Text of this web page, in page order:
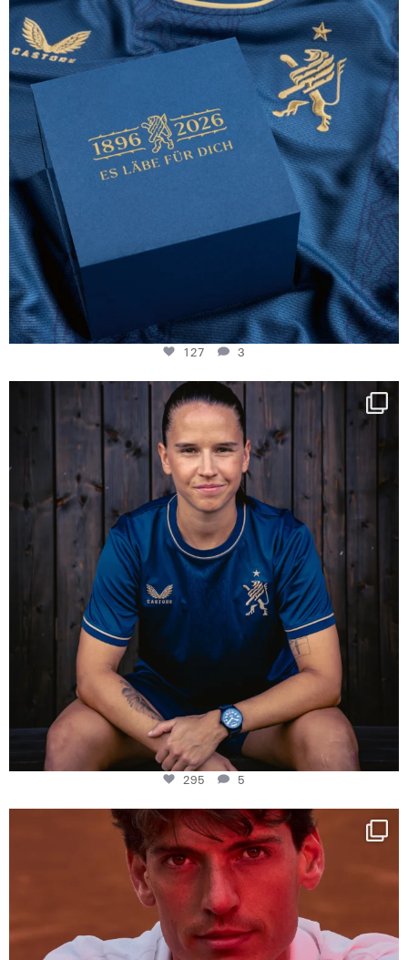
127
3
127 3
NIE USENAND GAH
Some anniversaries
295
5
295 5
One last dance at home
This week at...
321
9